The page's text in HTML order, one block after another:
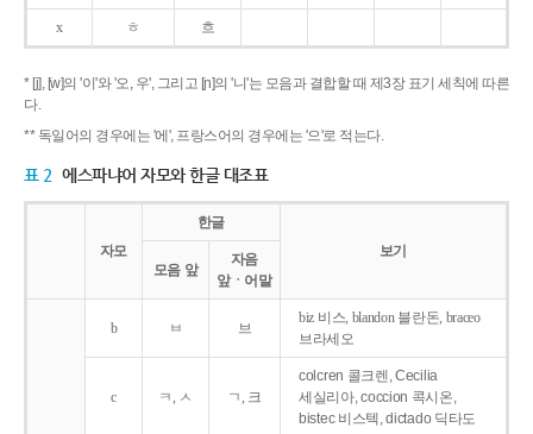
x ㅎ 흐
* [j], [w]의 '이'와 '오, 우', 그리고 [ɲ]의 '니'는 모음과 결합할 때 제3장 표기 세칙에 따른
다.
** 독일어의 경우에는 '에', 프랑스어의 경우에는 '으'로 적는다.
표 2 에스파냐어 자모와 한글 대조표
자모
한글
보기
모음 앞
자음
앞ㆍ어말
b ㅂ 브
biz 비스, blandon 블란돈, braceo
브라세오
c ㅋ, ㅅ ㄱ, 크
colcren 콜크렌, Cecilia
세실리아, coccion 콕시온,
bistec 비스텍, dictado 딕타도